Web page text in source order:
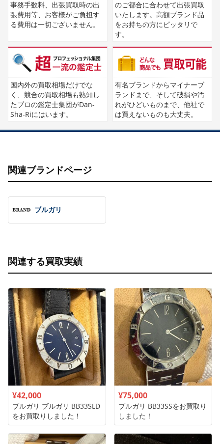
事務手数料、出張買取時の出
張費用等、お客様がご負担す
る費用は一切ございません。
のご都合に合わせて出張買取
いたします。高額ブランド品
をお持ちの方にピッタリで
す。
国内外の買取相場だけでな
く、競合の買取相場も熟知し
たプロの鑑定士集団がDan-
Sha-Riにはいます。
有名ブランドからマイナーブ
ランドまで、そして破損や汚
れがひどいものまで、他社で
は買えないものも大丈夫。
関連ブランドページ
ブルガリ
関連する買取実績
¥42,000
ブルガリ ブルガリ BB33SLD
をお買取りしました！
¥75,000
ブルガリ BB33SSをお買取り
しました！